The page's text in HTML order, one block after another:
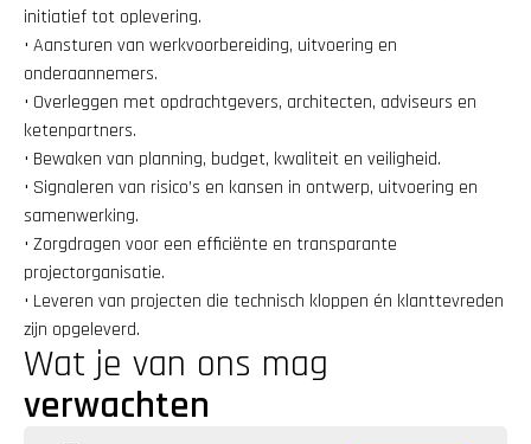
initiatief tot oplevering.
• Aansturen van werkvoorbereiding, uitvoering en
onderaannemers.
• Overleggen met opdrachtgevers, architecten, adviseurs en
ketenpartners.
• Bewaken van planning, budget, kwaliteit en veiligheid.
• Signaleren van risico’s en kansen in ontwerp, uitvoering en
samenwerking.
• Zorgdragen voor een efficiënte en transparante
projectorganisatie.
• Leveren van projecten die technisch kloppen én klanttevreden
zijn opgeleverd.
verwachten